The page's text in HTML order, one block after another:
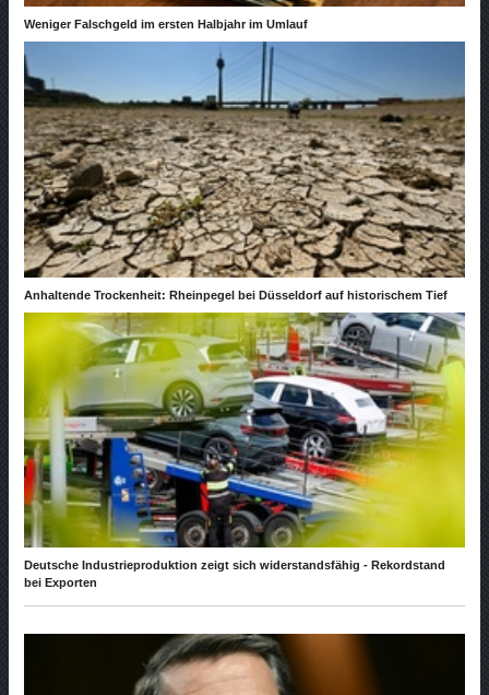
Weniger Falschgeld im ersten Halbjahr im Umlauf
Anhaltende Trockenheit: Rheinpegel bei Düsseldorf auf historischem Tief
Deutsche Industrieproduktion zeigt sich widerstandsfähig - Rekordstand
bei Exporten